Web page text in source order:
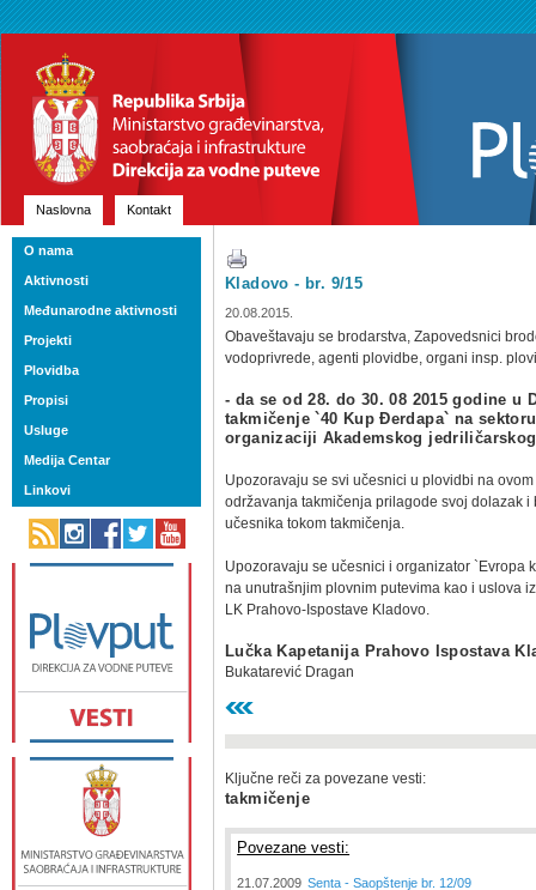
Naslovna Kontakt
Kladovo - br. 9/15
20.08.2015.
Obaveštavaju se brodarstva, Zapovedsnici
vodoprivrede, agenti plovidbe, organi insp.
- da se od 28. do 30. 08 2015 godine
takmičenje `40 Kup Đerdapa` na
organizaciji Akademskog
Upozoravaju se svi učesnici u plovidbi na
održavanja takmičenja prilagode svoj dolazak
učesnika tokom takmičenja.
Upozoravaju se učesnici i organizator `Evropa
na unutrašnjim plovnim putevima kao i uslova
LK Prahovo-Ispostave Kladovo.
Lučka Kapetanija Prahovo Ispostava
Bukatarević Dragan
Ključne reči za povezane vesti:
takmičenje
Povezane vesti:
21.07.2009 Senta - Saopštenje br. 12/09
O nama
Aktivnosti
Međunarodne aktivnosti
Projekti
Plovidba
Propisi
Usluge
Medija Centar
Linkovi